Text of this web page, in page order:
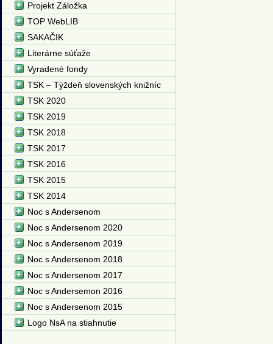
Projekt Záložka
TOP WebLIB
SAKAČIK
Literárne súťaže
Vyradené fondy
TSK – Týždeň slovenských knižníc
TSK 2020
TSK 2019
TSK 2018
TSK 2017
TSK 2016
TSK 2015
TSK 2014
Noc s Andersenom
Noc s Andersenom 2020
Noc s Andersenom 2019
Noc s Andersenom 2018
Noc s Andersenom 2017
Noc s Andersemon 2016
Noc s Andersenom 2015
Logo NsA na stiahnutie